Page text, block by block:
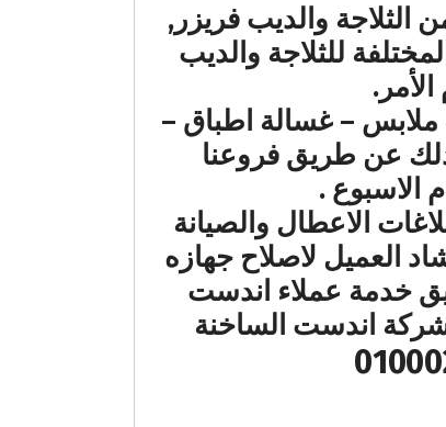
والديب فريزر,
للثلاجة والديب
ملابس – غسالة اطباق –
عن طريق فروعنا
الاسبوع .
الاعطال والصيانة
العميل لاصلاح جهازه
خدمة عملاء اندست
شركة اندست الساخنة